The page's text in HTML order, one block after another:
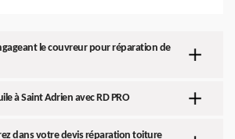
le couvreur pour réparation de
à Saint Adrien avec RD PRO
dans votre devis réparation toiture